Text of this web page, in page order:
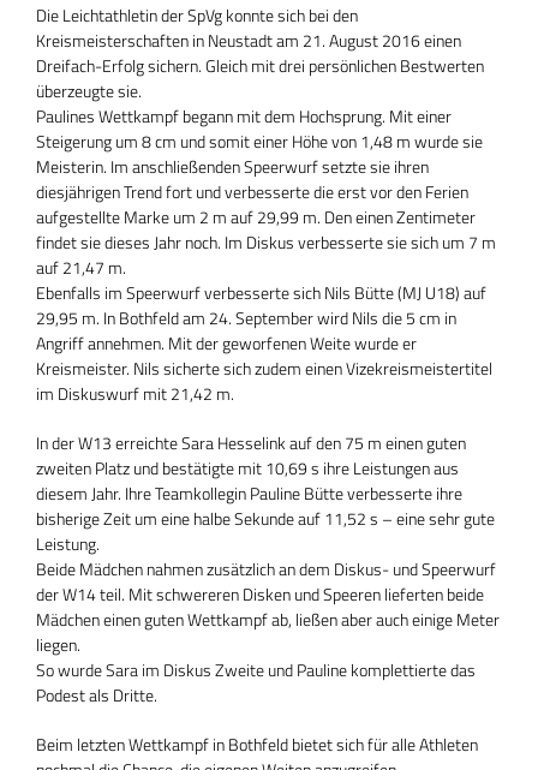
Die Leichtathletin der SpVg konnte sich bei den
Kreismeisterschaften in Neustadt am 21. August 2016 einen
Dreifach-Erfolg sichern. Gleich mit drei persönlichen Bestwerten
überzeugte sie.
Paulines Wettkampf begann mit dem Hochsprung. Mit einer
Steigerung um 8 cm und somit einer Höhe von 1,48 m wurde sie
Meisterin. Im anschließenden Speerwurf setzte sie ihren
diesjährigen Trend fort und verbesserte die erst vor den Ferien
aufgestellte Marke um 2 m auf 29,99 m. Den einen Zentimeter
findet sie dieses Jahr noch. Im Diskus verbesserte sie sich um 7 m
auf 21,47 m.
Ebenfalls im Speerwurf verbesserte sich Nils Bütte (MJ U18) auf
29,95 m. In Bothfeld am 24. September wird Nils die 5 cm in
Angriff annehmen. Mit der geworfenen Weite wurde er
Kreismeister. Nils sicherte sich zudem einen Vizekreismeistertitel
im Diskuswurf mit 21,42 m.
In der W13 erreichte Sara Hesselink auf den 75 m einen guten
zweiten Platz und bestätigte mit 10,69 s ihre Leistungen aus
diesem Jahr. Ihre Teamkollegin Pauline Bütte verbesserte ihre
bisherige Zeit um eine halbe Sekunde auf 11,52 s – eine sehr gute
Leistung.
Beide Mädchen nahmen zusätzlich an dem Diskus- und Speerwurf
der W14 teil. Mit schwereren Disken und Speeren lieferten beide
Mädchen einen guten Wettkampf ab, ließen aber auch einige Meter
liegen.
So wurde Sara im Diskus Zweite und Pauline komplettierte das
Podest als Dritte.
Beim letzten Wettkampf in Bothfeld bietet sich für alle Athleten